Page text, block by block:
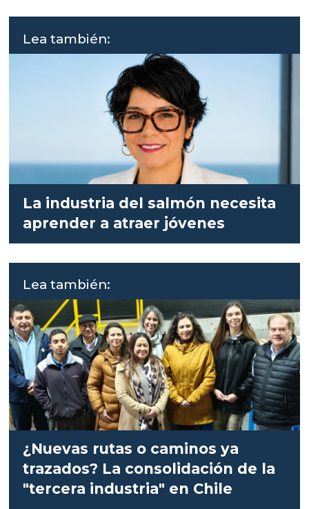
Lea también:
La industria del salmón necesita
aprender a atraer jóvenes
Lea también:
¿Nuevas rutas o caminos ya
trazados? La consolidación de la
"tercera industria" en Chile